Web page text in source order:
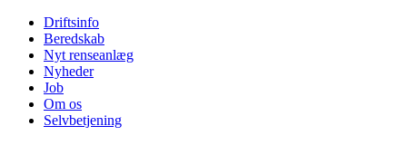
Driftsinfo
Beredskab
Nyt renseanlæg
Nyheder
Job
Om os
Selvbetjening